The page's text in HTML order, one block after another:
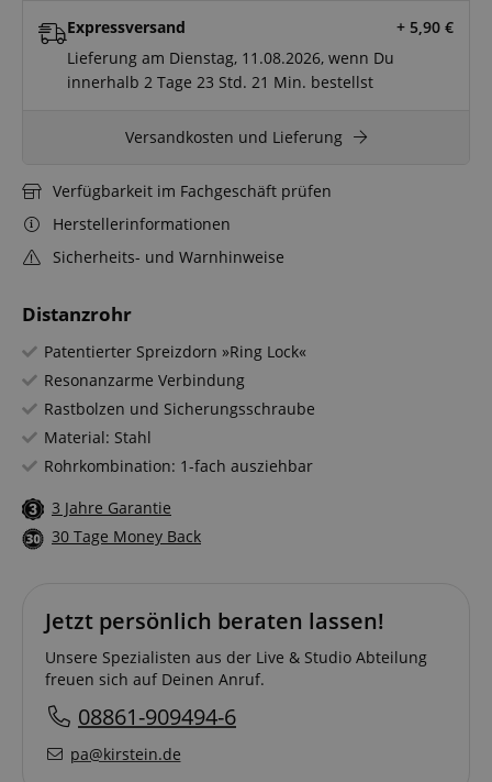
Distanzrohr
Patentierter Spreizdorn »Ring Lock«
Resonanzarme Verbindung
Rastbolzen und Sicherungsschraube
Material: Stahl
Rohrkombination: 1-fach ausziehbar
3 Jahre Garantie
30 Tage Money Back
Expressversand + 5,90 €
Lieferung am Dienstag, 11.08.2026, wenn Du
innerhalb2 Tage 23 Std. 21 Min. bestellst
Versandkosten und Lieferung
Verfügbarkeit im Fachgeschäft prüfen
Herstellerinformationen
Sicherheits- und Warnhinweise
Jetzt persönlich beraten lassen!
Unsere Spezialisten aus der Live & Studio Abteilung
freuen sich auf Deinen Anruf.
08861-909494-6
pa@kirstein.de